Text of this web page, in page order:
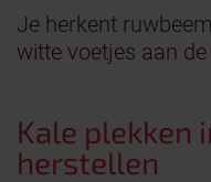
Je herkent
witte voetjes aan
Kale plekken
herstellen